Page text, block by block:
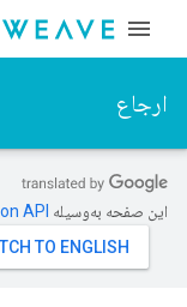
ارجاع
این صفحه به‌وسیله